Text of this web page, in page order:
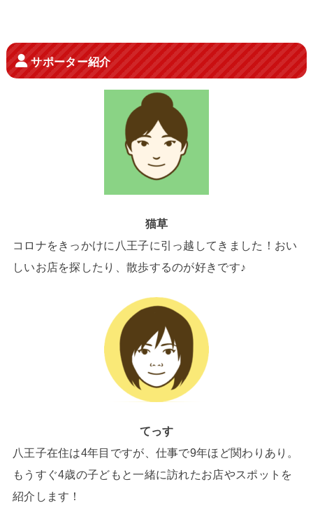
サポーター紹介
猫草
コロナをきっかけに八王子に引っ越してきました！おい
しいお店を探したり、散歩するのが好きです♪
てっす
八王子在住は4年目ですが、仕事で9年ほど関わりあり。
もうすぐ4歳の子どもと一緒に訪れたお店やスポットを
紹介します！